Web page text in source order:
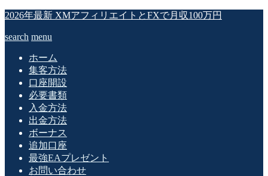
2026年最新 XMアフィリエイトとFXで月収100万円
search menu
ホーム
集客方法
口座開設
必要書類
入金方法
出金方法
ボーナス
追加口座
最強EAプレゼント
お問い合わせ